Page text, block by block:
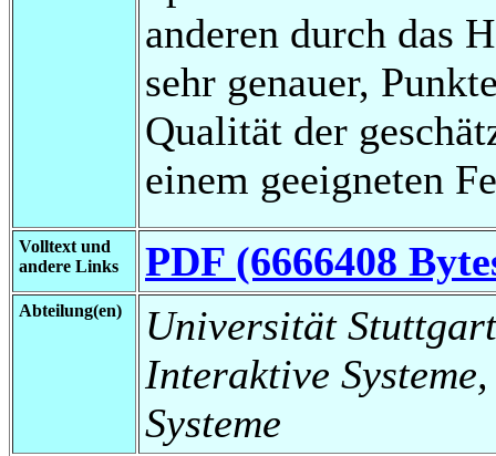
anderen durch das
sehr genauer,
Qualität der
einem geeigneten
Volltext und
andere Links
PDF (6666408
Abteilung(en)
Universität
Interaktive
Systeme